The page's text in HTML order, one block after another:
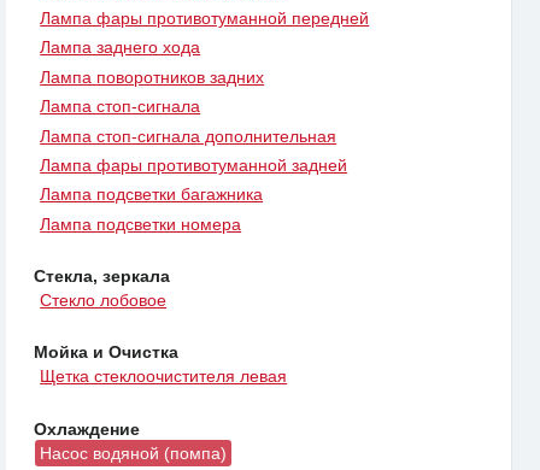
Лампа фары противотуманной передней
Лампа заднего хода
Лампа поворотников задних
Лампа стоп-сигнала
Лампа стоп-сигнала дополнительная
Лампа фары противотуманной задней
Лампа подсветки багажника
Лампа подсветки номера
Стекла, зеркала
Стекло лобовое
Мойка и Очистка
Щетка стеклоочистителя левая
Охлаждение
Насос водяной (помпа)